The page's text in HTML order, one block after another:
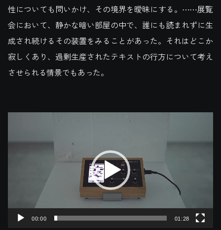
性についても問いかけ、その境界を曖昧にする。⋯⋯展覧
会において、静かな暗い部屋の中で、誰にも読まれずに生
成され続けるその装置をみることがあった。それはどこか
寂しくあり、過剰生産されたテキストの行方について考え
させられる情景でもあった。
プ
00:00 01:28